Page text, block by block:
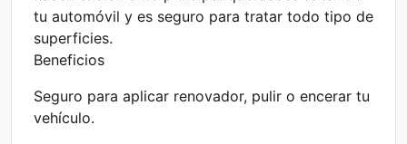
tu automóvil y es seguro para tratar todo tipo de
superficies.
Beneficios
Seguro para aplicar renovador, pulir o encerar tu
vehículo.